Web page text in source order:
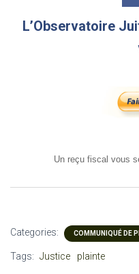
L’Observatoire
Un reçu fiscal vous
Categories: COMMUNIQUÉ DE
Tags: Justice plainte